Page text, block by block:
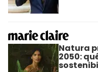
Natura
2050: